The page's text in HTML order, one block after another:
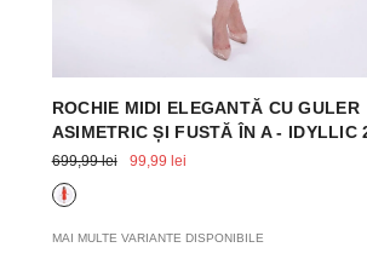
ROCHIE MIDI ELEGANTĂ CU GULER
ASIMETRIC ȘI FUSTĂ ÎN A - IDYLLIC
699,99 lei 99,99 lei
MAI MULTE VARIANTE DISPONIBILE